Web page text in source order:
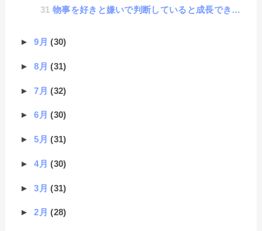
物事を好きと嫌いで判断していると成長できない話
►9月(30)
►8月(31)
►7月(32)
►6月(30)
►5月(31)
►4月(30)
►3月(31)
►2月(28)